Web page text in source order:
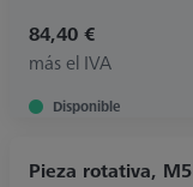
84,40 €
más el IVA
Disponible
Pieza rotativa, M5